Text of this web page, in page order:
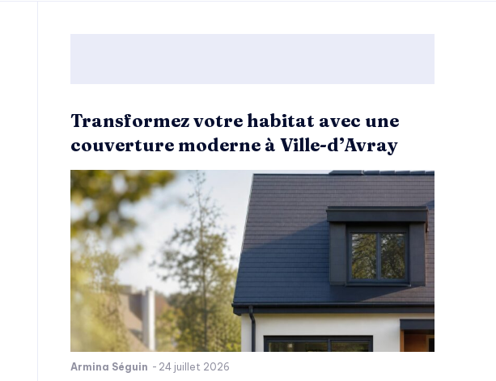
Transformez votre habitat avec une
couverture moderne à Ville-d’Avray
Armina Séguin - 24 juillet 2026